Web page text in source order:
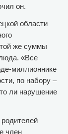
он.
области
той же суммы
«Все
миллионнике
по набору –
ли нарушение
член